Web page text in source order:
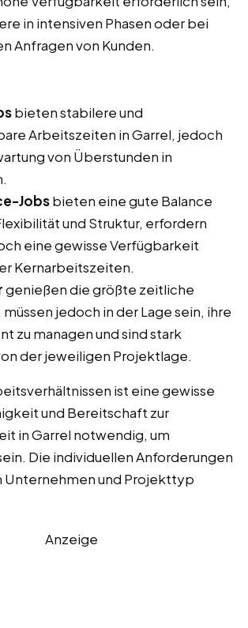
in intensiven Phasen oder bei
Anfragen von Kunden.
bieten stabilere und
Arbeitszeiten in Garrel, jedoch
von Überstunden in
Jobsbieten eine gute Balance
und Struktur, erfordern
eine gewisse Verfügbarkeit
Kernarbeitszeiten.
genießen die größte zeitliche
jedoch in der Lage sein, ihre
zu managen und sind stark
der jeweiligen Projektlage.
ist eine gewisse
und Bereitschaft zur
in Garrel notwendig, um
Die individuellen Anforderungen
Unternehmen und Projekttyp
Anzeige